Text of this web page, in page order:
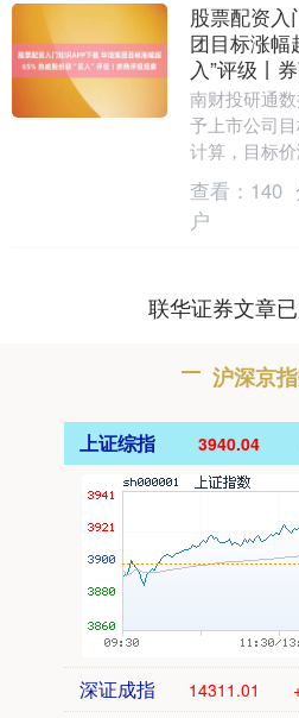
股票配资
团目标涨幅
入”评级丨
南财投研通
予上市公司
计算，目标
集团、光迅
分别为65.....
查看： 140
户
联华证券文章
沪深京
上证综指 3940.04
深证成指 14311.01